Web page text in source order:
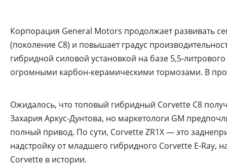
Корпорация General Motors продолжает развивать
(поколение C8) и повышает градус
гибридной силовой установкой на базе 5,5-
огромными карбон-керамическими тормозами. В
Ожидалось, что топовый гибридный Corvette C8
Захария Аркус-Дунтова, но маркетологи GM
полный привод. По сути, Corvette ZR1X — это
надстройку от младшего гибридного Corvette E-
Corvette в истории.